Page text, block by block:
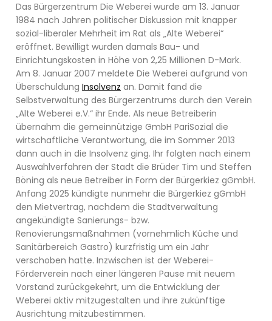
Das Bürgerzentrum Die Weberei wurde am 13. Januar
1984 nach Jahren politischer Diskussion mit knapper
sozial-liberaler Mehrheit im Rat als „Alte Weberei“
eröffnet. Bewilligt wurden damals Bau- und
Einrichtungskosten in Höhe von 2,25 Millionen D-Mark.
Am 8. Januar 2007 meldete Die Weberei aufgrund von
ÜberschuldungInsolvenz an. Damit fand die
Selbstverwaltung des Bürgerzentrums durch den Verein
„Alte Weberei e.V.“ ihr Ende. Als neue Betreiberin
übernahm die gemeinnützige GmbH PariSozial die
wirtschaftliche Verantwortung, die im Sommer 2013
dann auch in die Insolvenz ging. Ihr folgten nach einem
Auswahlverfahren der Stadt die Brüder Tim und Steffen
Böning als neue Betreiber in Form der Bürgerkiez gGmbH.
Anfang 2025 kündigte nunmehr die Bürgerkiez gGmbH
den Mietvertrag, nachdem die Stadtverwaltung
angekündigte Sanierungs- bzw.
Renovierungsmaßnahmen (vornehmlich Küche und
Sanitärbereich Gastro) kurzfristig um ein Jahr
verschoben hatte. Inzwischen ist der Weberei-
Förderverein nach einer längeren Pause mit neuem
Vorstand zurückgekehrt, um die Entwicklung der
Weberei aktiv mitzugestalten und ihre zukünftige
Ausrichtung mitzubestimmen.